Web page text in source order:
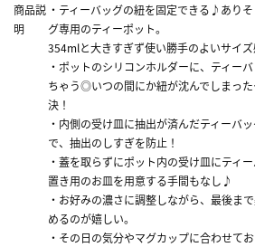
商品説
明
・ティーバッグの紐を固定できる♪あり
グ専用のティーポット。
354mlと大きすぎず使い勝手のよいサイズ
・ポットのシリコンホルダーに、ティー
ちゃう◎いつの間にか紐が沈んでしまっ
決！
・内側の受け皿に抽出が済んだティーバ
で、抽出のしすぎを防止！
・蓋を取らずにポット内の受け皿にティ
置き用のお皿を用意する手間もなし♪
・お好みの濃さに調整しながら、最後ま
めるのが嬉しい。
・その日の気分やマグカップに合わせて